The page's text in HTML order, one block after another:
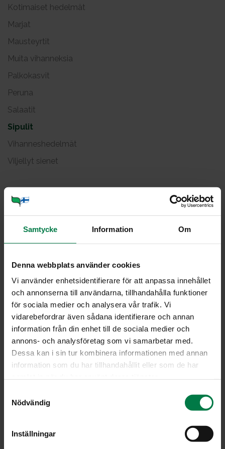
Samtycke Information Om
Denna webbplats använder cookies
Vi använder enhetsidentifierare för att anpassa innehållet
och annonserna till användarna, tillhandahålla funktioner
för sociala medier och analysera vår trafik. Vi
vidarebefordrar även sådana identifierare och annan
information från din enhet till de sociala medier och
annons- och analysföretag som vi samarbetar med.
Dessa kan i sin tur kombinera informationen med annan
information som du har tillhandahållit eller som de har
Nödvändig
Inställningar
Kotimaiset hedelmät
Marjat
Mausteyrtit
Muita vihanneksia
Palkokasvit
Peruna
Salaatit
Sipulit
Vihanneshedelmät
Viljellyt sienet
Sa­lot­ti­si­pu­li
SA­LOT­TI­SI­PU­LI
(Al­lium as­ca­lo­ni­
cum)
Salottisipulia pidetään kaikkein
hienoimmanmakuisena sipulina ja
se onkin hyvin suosittu
Euroopassa. Sen muoto on
epäsäännöllinen ja se lisääntyy jakaantumalla. Pienet
ovaalinmuotoiset sipulit ovat kuoreltaan ruskeanpunaisia
ja maultaan mieto ja hienoarominen. Pitkänomaista
Salottisipuli sopii hienon arominsa vuoksi kastikkeiden,
liemien ja keittojen mausteeksi. Kokonaisena se käy